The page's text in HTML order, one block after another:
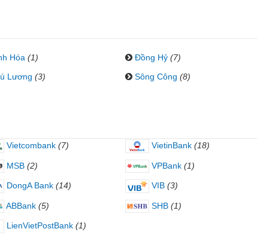
Hóa (1) Đồng Hỷ (7)
Lương (3) Sông Công (8)
Vietcombank (7) VietinBank (18)
MSB (2) VPBank (1)
DongA Bank (14) VIB (3)
ABBank (5) SHB (1)
LienVietPostBank (1)